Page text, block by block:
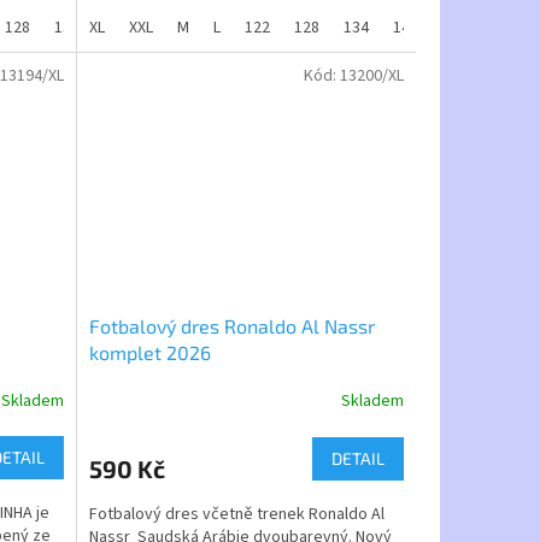
je
128 134 140 146 152 158 164
umožňuje příjemnější nošení a sportování.
Dres nosí Neymar při slavnostních
XL XXL M L 122 128 134 140
Skladem
je
ze
13194/XL
Fotbalový dres Ronaldo Al Nassr
komplet 2026
je
z
Skladem
590 Kč DETAIL
Fotbalový dres včetně trenek Ronaldo Al
Nassr Saudská Arábie dvoubarevný. Nový
Kód: 13200/XL